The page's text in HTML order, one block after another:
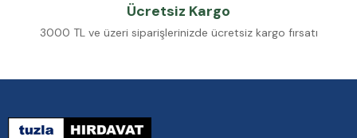
Ücretsiz Kargo
3000 TL ve üzeri siparişlerinizde ücretsiz kargo fırsatı